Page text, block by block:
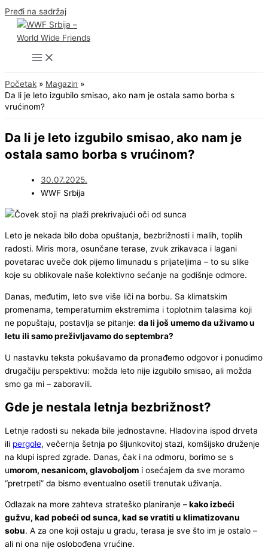
Pređi na sadržaj
Početak
Magazin
Da li je leto izgubilo smisao, ako nam je ostala samo borba s
vrućinom?
Da li je leto izgubilo smisao, ako nam je
ostala samo borba s vrućinom?
30.07.2025.
WWF Srbija
Leto je nekada bilo doba opuštanja, bezbrižnosti i malih, toplih
radosti. Miris mora, osunčane terase, zvuk zrikavaca i lagani
povetarac uveče dok pijemo limunadu s prijateljima – to su slike
koje su oblikovale naše kolektivno sećanje na godišnje odmore.
Danas, međutim, leto sve više liči na borbu. Sa klimatskim
promenama, temperaturnim ekstremima i toplotnim talasima koji
ne popuštaju, postavlja se pitanje: da li još umemo da uživamo u
letu ili samo preživljavamo do septembra?
U nastavku teksta pokušavamo da pronađemo odgovor i ponudimo
drugačiju perspektivu: možda leto nije izgubilo smisao, ali možda
smo ga mi – zaboravili.
Gde je nestala letnja bezbrižnost?
Letnje radosti su nekada bile jednostavne. Hladovina ispod drveta
ili pergole, večernja šetnja po šljunkovitoj stazi, komšijsko druženje
na klupi ispred zgrade. Danas, čak i na odmoru, borimo se s
umorom, nesanicom, glavoboljom i osećajem da sve moramo
“pretrpeti” da bismo eventualno osetili trenutak uživanja.
Odlazak na more zahteva strateško planiranje –kako izbeći
gužvu, kad pobeći od sunca, kad se vratiti u klimatizovanu
sobu. A za one koji ostaju u gradu, terasa je sve što im je ostalo –
ali ni ona nije oslobođena vrućine.